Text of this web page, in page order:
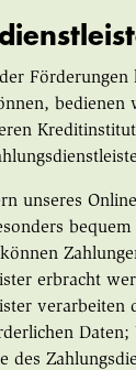
Förderungen
bedienen
unseres
erbracht
verarbeiten
des